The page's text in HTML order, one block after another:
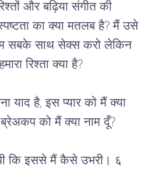
और बढ़िया संगीत की
का क्या मतलब है? मैं उसे
सबके साथ सेक्स करो लेकिन
रिश्ता क्या है?
याद है, इस प्यार को मैं क्या
को मैं क्या नाम दूँ?
कि इससे मैं कैसे उभरी। ६